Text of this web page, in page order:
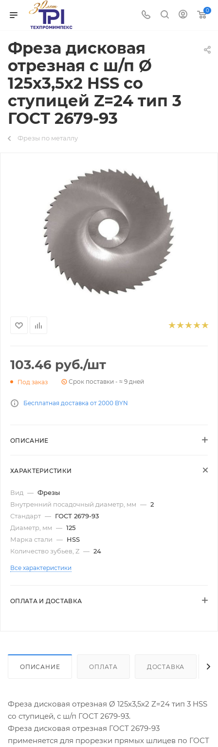
0
Фреза дисковая
отрезная с ш/п Ø
125х3,5х2 HSS со
ступицей Z=24 тип 3
ГОСТ 2679-93
Фрезы по металлу
103.46 руб./шт
Под заказ Срок поставки - ≈ 9 дней
Бесплатная доставка от 2000 BYN
ОПИСАНИЕ
ХАРАКТЕРИСТИКИ
Вид — Фрезы
Внутренний посадочный диаметр, мм — 2
Стандарт — ГОСТ 2679-93
Диаметр, мм — 125
Марка стали — HSS
Количество зубьев, Z — 24
Все характеристики
ОПЛАТА И ДОСТАВКА
ОПИСАНИЕ ОПЛАТА ДОСТАВКА
Фреза дисковая отрезная Ø 125х3,5х2 Z=24 тип 3 HSS
со ступицей, с ш/п ГОСТ 2679-93.
Фреза дисковая отрезная ГОСТ 2679-93
применяется для прорезки прямых шлицев по ГОСТ